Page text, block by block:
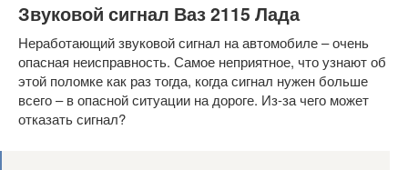
Звуковой сигнал Ваз 2115 Лада
Неработающий звуковой сигнал на автомобиле – очень
опасная неисправность. Самое неприятное, что узнают об
этой поломке как раз тогда, когда сигнал нужен больше
всего – в опасной ситуации на дороге. Из-за чего может
отказать сигнал?